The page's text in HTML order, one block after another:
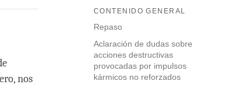
CONTENIDO GENERAL
Repaso
Aclaración de dudas sobre
acciones destructivas
provocadas por impulsos
kármicos no reforzados
nos